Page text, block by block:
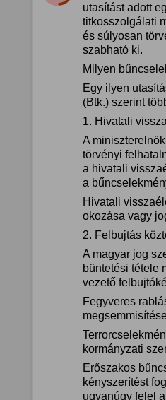
utasítást adott
titkosszolgálati
és súlyosan
szabható ki.
Milyen
Egy ilyen
(Btk.) szerint
​1. Hivatali
​A
törvényi
a hivatali
a
Hivatali
okozása vagy
​2. Felbujtás
​A magyar jog
büntetési tétele
vezető
​Fegyveres
kormányzati
Erőszakos
kényszerítést
ugyanúgy felel